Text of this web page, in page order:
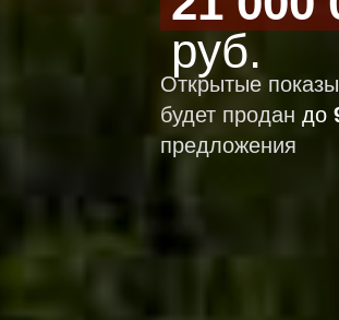
Открытые показы
будет продан до
предложения
руб.